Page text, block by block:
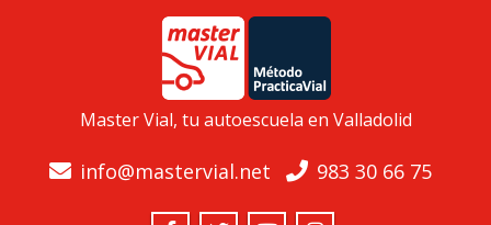
Master Vial, tu autoescuela en Valladolid
info@mastervial.net 983 30 66 75